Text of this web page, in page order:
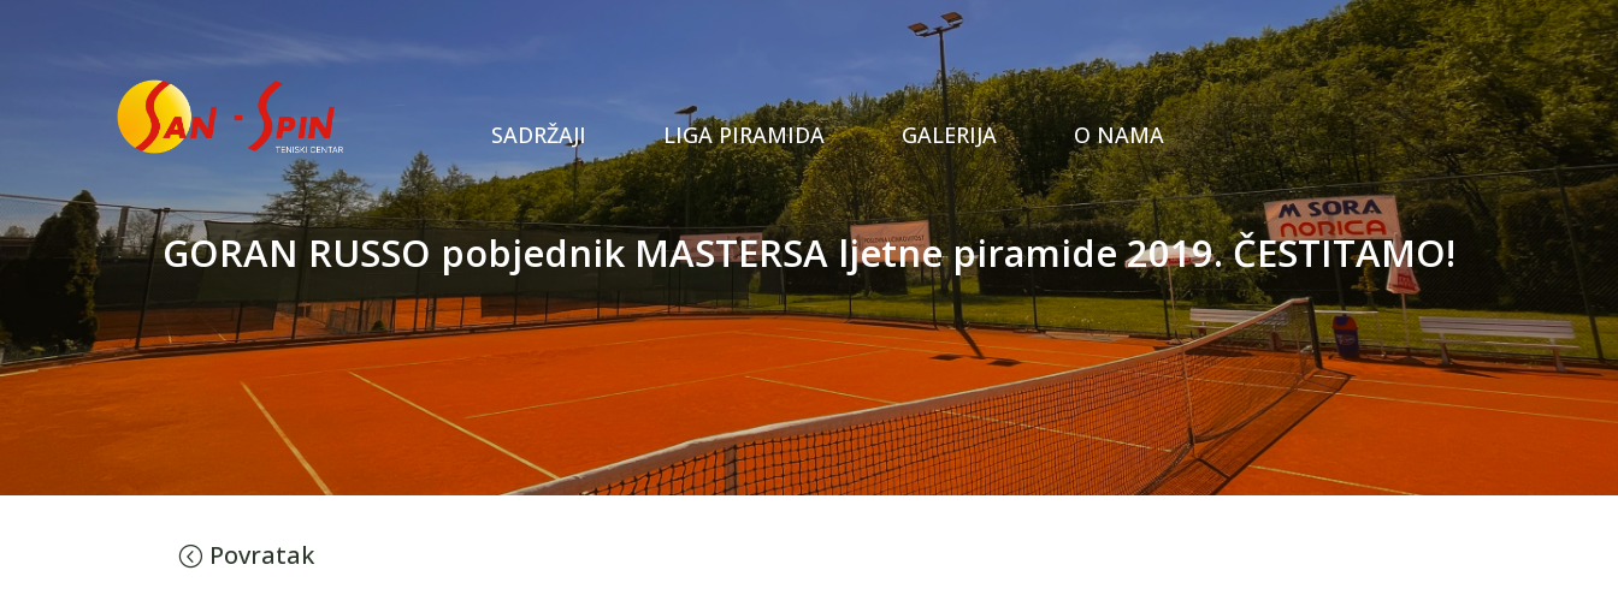
SADRŽAJI
Tenis
Prostor za proslave
Stolni tenis
Privatna teretana
LIGA PIRAMIDA GALERIJA O NAMA
GORAN RUSSO pobjednik MASTERSA ljetne piramide 2019. ČESTITAMO!
Povratak